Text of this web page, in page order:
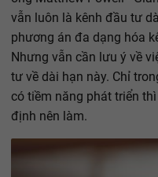
vẫn luôn là kênh đầu tư
phương án đa dạng hóa
Nhưng vẫn cần lưu ý về
tư về dài hạn này. Chỉ
có tiềm năng phát triển
định nên làm.